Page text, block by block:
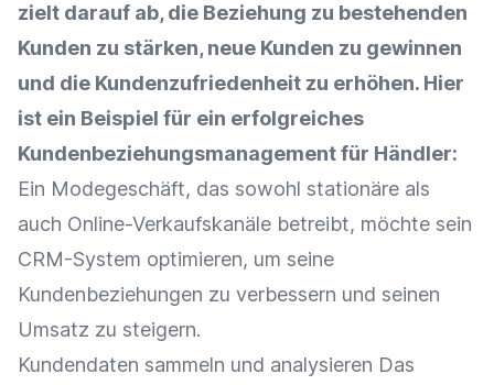
zielt darauf ab, die Beziehung zu bestehenden
Kunden zu stärken, neue Kunden zu gewinnen
und die Kundenzufriedenheit zu erhöhen. Hier
ist ein Beispiel für ein erfolgreiches
Kundenbeziehungsmanagement für Händler:
Ein Modegeschäft, das sowohl stationäre als
auch Online-Verkaufskanäle betreibt, möchte sein
CRM-System optimieren, um seine
Kundenbeziehungen zu verbessern und seinen
Umsatz zu steigern.
Kundendaten sammeln und analysieren Das